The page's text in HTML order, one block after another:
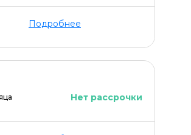
Подробнее
Нет рассрочки